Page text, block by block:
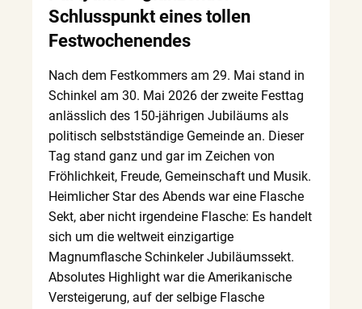
Schlusspunkt eines tollen
Festwochenendes
Nach dem Festkommers am 29. Mai stand in
Schinkel am 30. Mai 2026 der zweite Festtag
anlässlich des 150-jährigen Jubiläums als
politisch selbstständige Gemeinde an. Dieser
Tag stand ganz und gar im Zeichen von
Fröhlichkeit, Freude, Gemeinschaft und Musik.
Heimlicher Star des Abends war eine Flasche
Sekt, aber nicht irgendeine Flasche: Es handelt
sich um die weltweit einzigartige
Magnumflasche Schinkeler Jubiläumssekt.
Absolutes Highlight war die Amerikanische
Versteigerung, auf der selbige Flasche